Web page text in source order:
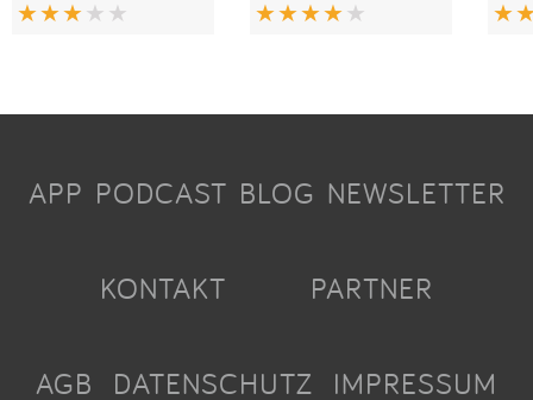
APP PODCAST BLOG NEWSLETTER
KONTAKT PARTNER
AGB DATENSCHUTZ IMPRESSUM